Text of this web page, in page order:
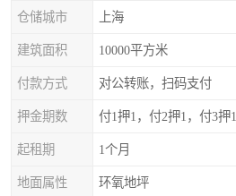
仓储城市 上海
建筑面积 10000平方米
付款方式 对公转账，扫码支付
押金期数 付1押1，付2押1，付3押1
起租期 1个月
地面属性 环氧地坪